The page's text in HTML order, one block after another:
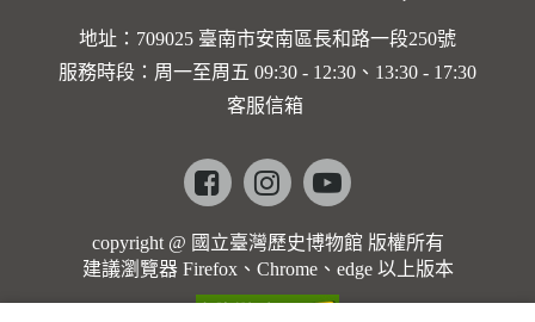
地址：709025 臺南市安南區長和路一段250號
服務時段：周一至周五 09:30 - 12:30、13:30 - 17:30
客服信箱
Facebookinstagramyoutube
copyright @ 國立臺灣歷史博物館 版權所有
建議瀏覽器 Firefox、Chrome、edge 以上版本